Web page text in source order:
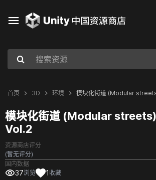
首页 3D 环境 模块化街道 (Modular
模块化街道 (Modular
Vol.2
资源商店评分
(暂无评分)
国内数据
37浏览 1 收藏